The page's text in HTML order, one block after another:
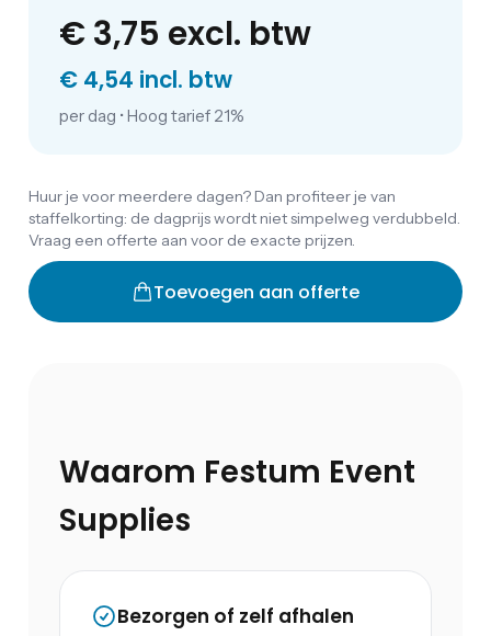
€ 3,75 excl. btw
€ 4,54 incl. btw
per dag • Hoog tarief 21%
Huur je voor meerdere dagen? Dan profiteer je van
staffelkorting: de dagprijs wordt niet simpelweg verdubbeld.
Vraag een offerte aan voor de exacte prijzen.
Toevoegen aan offerte
Waarom Festum Event
Supplies
Bezorgen of zelf afhalen